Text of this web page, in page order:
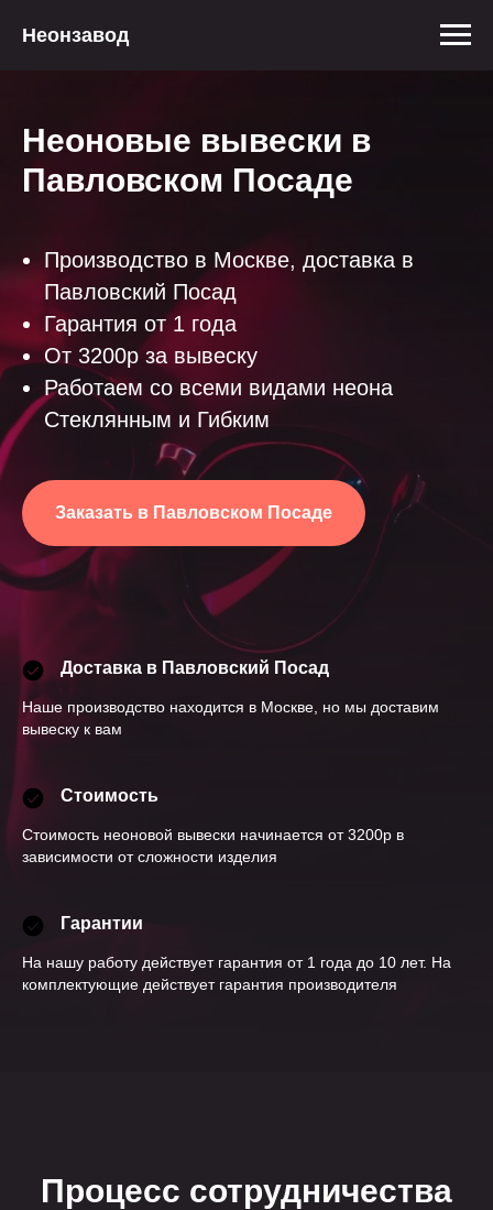
Неонзавод
Неоновые вывески в
Павловском Посаде
Производство в Москве, доставка в
Павловский Посад
Гарантия от 1 года
От 3200р за вывеску
Работаем со всеми видами неона
Стеклянным и Гибким
Заказать в Павловском Посаде
Доставка в Павловский Посад
Наше производство находится в Москве, но мы доставим
вывеску к вам
Стоимость
Стоимость неоновой вывески начинается от 3200р в
зависимости от сложности изделия
Гарантии
На нашу работу действует гарантия от 1 года до 10 лет. На
комплектующие действует гарантия производителя
Процесс сотрудничества